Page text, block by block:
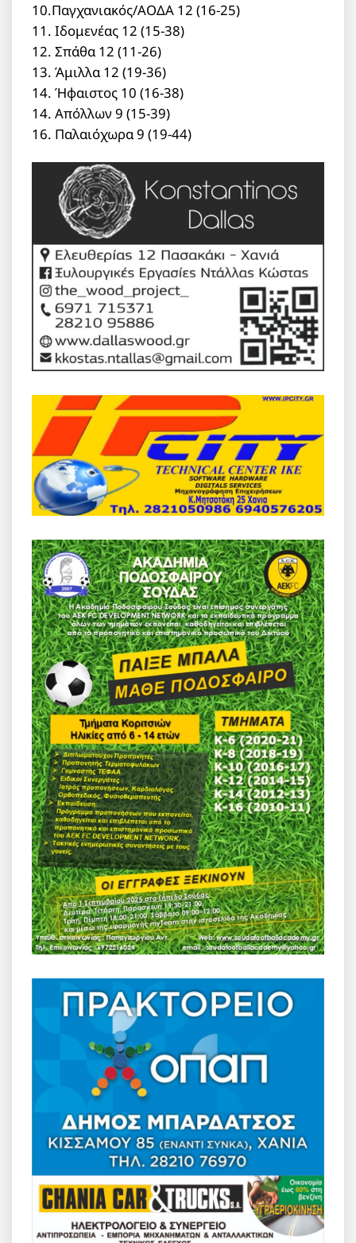
10.Παγχανιακός/ΑΟΔΑ 12 (16-25)
11. Ιδομενέας 12 (15-38)
12. Σπάθα 12 (11-26)
13. Άμιλλα 12 (19-36)
14. Ήφαιστος 10 (16-38)
14. Απόλλων 9 (15-39)
16. Παλαιόχωρα 9 (19-44)